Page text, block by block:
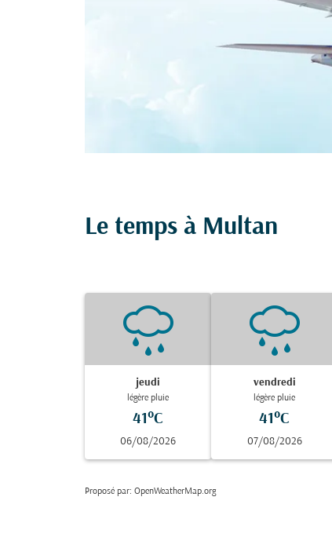
Le temps à Multan
jeudi
légère pluie
41°C
06/08/2026
vendredi
légère pluie
41°C
07/08/2026
Proposé par: OpenWeatherMap.org